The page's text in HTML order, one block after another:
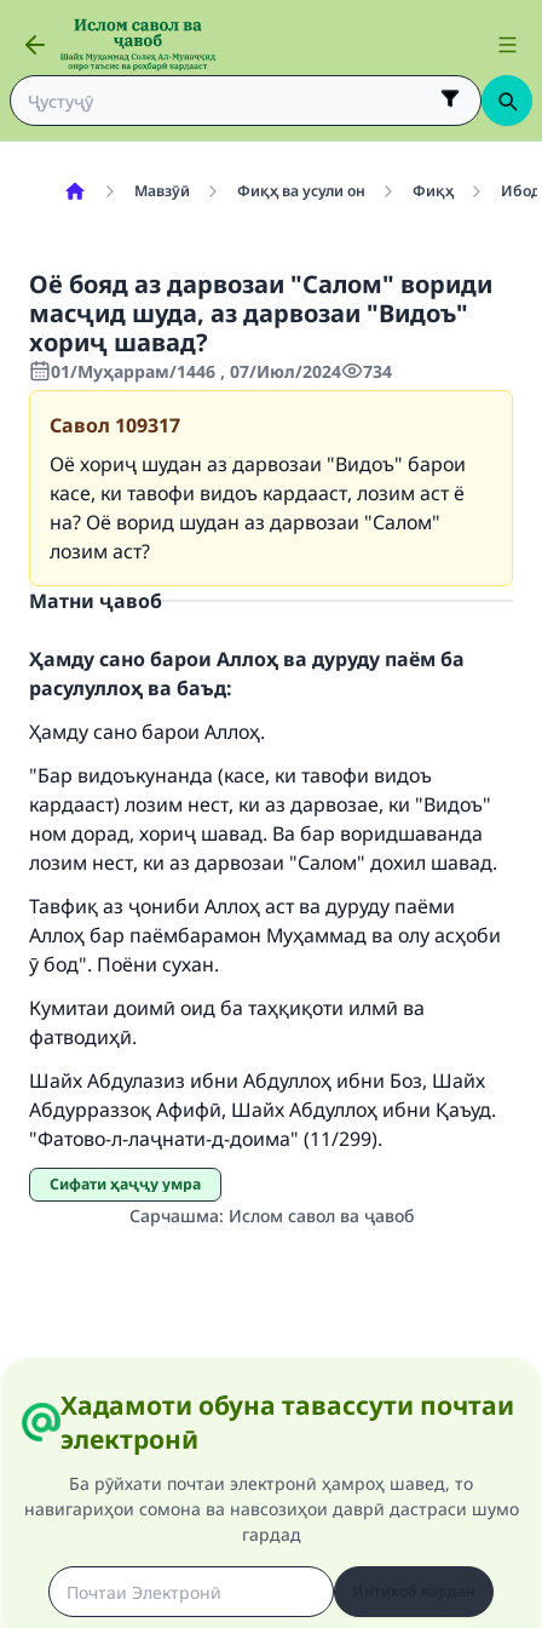
Мавзӯӣ Фиқҳ ва усули он Фиқҳ
Оё бояд аз дарвозаи "Салом" вориди
масҷид шуда, аз дарвозаи "Видоъ"
хориҷ шавад?
01/Муҳаррам/1446 , 07/Июл/2024 734
Савол 109317
Оё хориҷ шудан аз дарвозаи "Видоъ" барои
касе, ки тавофи видоъ кардааст, лозим аст ё
на? Оё ворид шудан аз дарвозаи "Салом"
лозим аст?
Матни ҷавоб
Ҳамду сано барои Аллоҳ ва дуруду паём ба
расулуллоҳ ва баъд:
Ҳамду сано барои Аллоҳ.
"Бар видоъкунанда (касе, ки тавофи видоъ
кардааст) лозим нест, ки аз дарвозае, ки "Видоъ"
ном дорад, хориҷ шавад. Ва бар воридшаванда
лозим нест, ки аз дарвозаи "Салом" дохил шавад.
Тавфиқ аз ҷониби Аллоҳ аст ва дуруду паёми
Аллоҳ бар паёмбарамон Муҳаммад ва олу асҳоби
ӯ бод". Поёни сухан.
Кумитаи доимӣ оид ба таҳқиқоти илмӣ ва
фатводиҳӣ.
Шайх Абдулазиз ибни Абдуллоҳ ибни Боз, Шайх
Абдурраззоқ Афифӣ, Шайх Абдуллоҳ ибни Қаъуд.
"Фатово-л-лаҷнати-д-доима" (11/299).
Сифати ҳаҷҷу умра
Сарчашма: Ислом савол ва ҷавоб
Хадамоти обуна тавассути почтаи
электронӣ
Ба рӯйхати почтаи электронӣ ҳамроҳ шавед, то
навигариҳои сомона ва навсозиҳои даврӣ дастраси шумо
гардад
Make an impact on millions of lives
with your contribution today
Your support is crucial for our mission.
"A person who leads others to doing what is
good will earn the same reward as those who
do it."
(MUSLIM, 1893)